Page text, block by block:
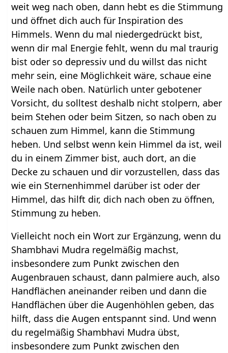
weit weg nach oben, dann hebt es die Stimmung
und öffnet dich auch für Inspiration des
Himmels. Wenn du mal niedergedrückt bist,
wenn dir mal Energie fehlt, wenn du mal traurig
bist oder so depressiv und du willst das nicht
mehr sein, eine Möglichkeit wäre, schaue eine
Weile nach oben. Natürlich unter gebotener
Vorsicht, du solltest deshalb nicht stolpern, aber
beim Stehen oder beim Sitzen, so nach oben zu
schauen zum Himmel, kann die Stimmung
heben. Und selbst wenn kein Himmel da ist, weil
du in einem Zimmer bist, auch dort, an die
Decke zu schauen und dir vorzustellen, dass das
wie ein Sternenhimmel darüber ist oder der
Himmel, das hilft dir, dich nach oben zu öffnen,
Stimmung zu heben.
Vielleicht noch ein Wort zur Ergänzung, wenn du
Shambhavi Mudra regelmäßig machst,
insbesondere zum Punkt zwischen den
Augenbrauen schaust, dann palmiere auch, also
Handflächen aneinander reiben und dann die
Handflächen über die Augenhöhlen geben, das
hilft, dass die Augen entspannt sind. Und wenn
du regelmäßig Shambhavi Mudra übst,
insbesondere zum Punkt zwischen den